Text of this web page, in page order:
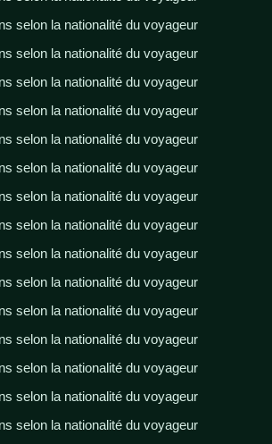
selon la nationalité du voyageur
selon la nationalité du voyageur
selon la nationalité du voyageur
selon la nationalité du voyageur
selon la nationalité du voyageur
selon la nationalité du voyageur
selon la nationalité du voyageur
selon la nationalité du voyageur
selon la nationalité du voyageur
selon la nationalité du voyageur
selon la nationalité du voyageur
selon la nationalité du voyageur
selon la nationalité du voyageur
selon la nationalité du voyageur
selon la nationalité du voyageur